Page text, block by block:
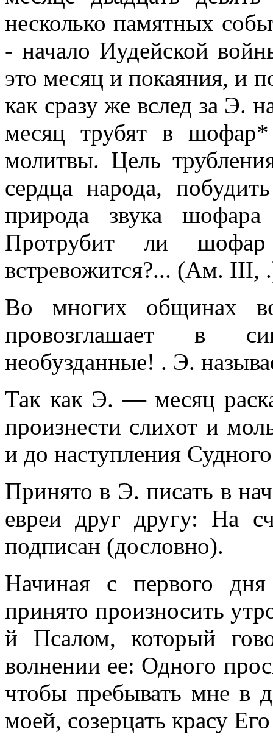
несколько памятных
- начало Иудейской
это месяц и покаяния, и
как сразу же вслед за Э.
месяц трубят в шофар*
молитвы. Цель
сердца народа,
природа звука
Протрубит ли
встревожится?... (Ам. III,
Во многих общинах
провозглашает в
необузданные! . Э.
Так как Э. — месяц
произнести слихот и
и до наступления
Принято в Э. писать в
евреи друг другу: На
подписан (дословно).
Начиная с первого
принято произносить
й Псалом, который
волнении ее: Одного
чтобы пребывать мне в
моей, созерцать красу